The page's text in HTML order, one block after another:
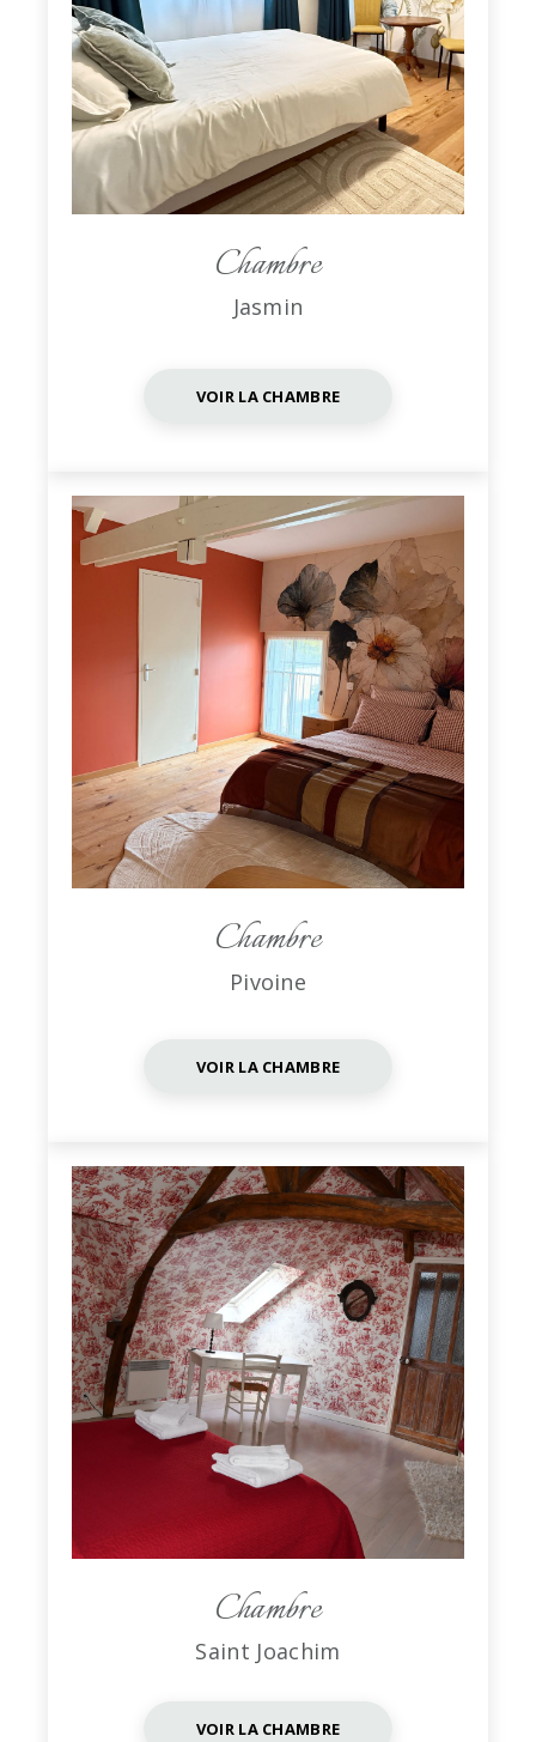
Chambre
Jasmin
VOIR LA CHAMBRE
Chambre
Pivoine
VOIR LA CHAMBRE
Chambre
Saint Joachim
VOIR LA CHAMBRE